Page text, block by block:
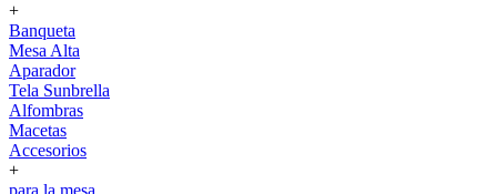
+
Banqueta
Mesa Alta
Aparador
Tela Sunbrella
Alfombras
Macetas
Accesorios
+
para la mesa